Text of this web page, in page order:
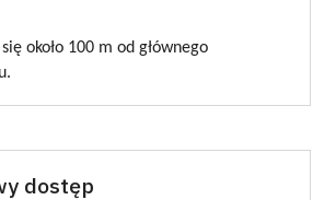
ę około 100 m od głównego
dostęp